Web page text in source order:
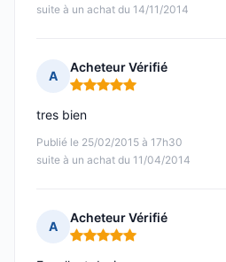
suite à un achat du 14/11/2014
A
Acheteur Vérifié
Note : 5 sur 5
Publié le 25/02/2015 à 17h30
suite à un achat du 11/04/2014
tres bien
A
Acheteur Vérifié
Note : 5 sur 5